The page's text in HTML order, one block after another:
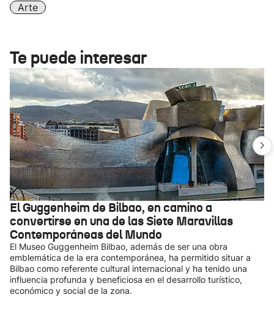
Arte
Te puede interesar
El Guggenheim de Bilbao, en camino a
convertirse en una de las Siete Maravillas
Contemporáneas del Mundo
El Museo Guggenheim Bilbao, además de ser una obra
emblemática de la era contemporánea, ha permitido situar a
Bilbao como referente cultural internacional y ha tenido una
influencia profunda y beneficiosa en el desarrollo turístico,
económico y social de la zona.